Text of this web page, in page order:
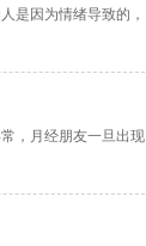
是因为情绪导致的，
，月经朋友一旦出现